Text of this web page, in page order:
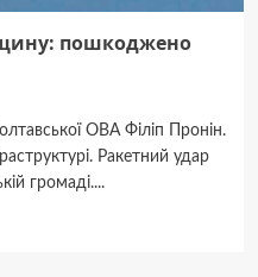
пошкоджено
ОВА Філіп Пронін.
Ракетний удар
громаді....